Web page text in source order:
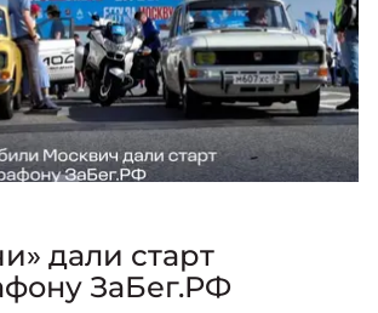
дали старт
ЗаБег.РФ